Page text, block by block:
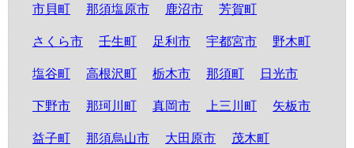
市貝町
那須塩原市 鹿沼市 芳賀町
さくら市 壬生町 足利市 宇都宮市 野木町
塩谷町 高根沢町 栃木市 那須町 日光市
下野市 那珂川町 真岡市 上三川町 矢板市
益子町 那須烏山市 大田原市 茂木町